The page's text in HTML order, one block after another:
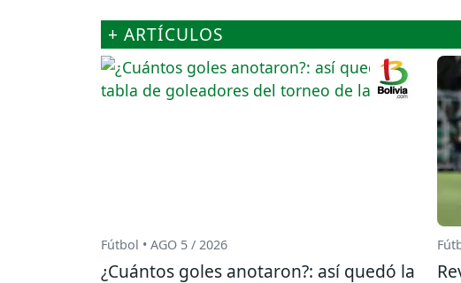
+ ARTÍCULOS
Fútbol • AGO 5 / 2026
¿Cuántos goles anotaron?: así quedó la